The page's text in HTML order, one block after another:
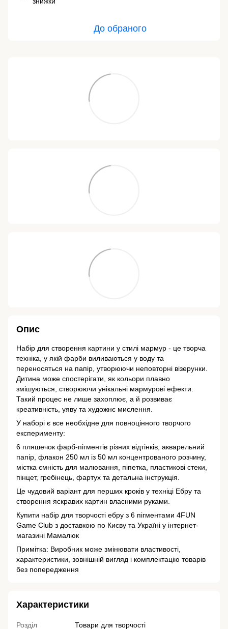
До обраного
Опис
Набір для створення картини у стилі мармур - це творча
техніка, у якій фарби виливаються у воду та
переносяться на папір, утворюючи неповторні візерунки.
Дитина може спостерігати, як кольори плавно
змішуються, створюючи унікальні мармурові ефекти.
Такий процес не лише захоплює, а й розвиває
креативність, уяву та художнє мислення.
У наборі є все необхідне для повноцінного творчого
експерименту:
6 пляшечок фарб-пігментів різних відтінків, акварельний
папір, флакон 250 мл із 50 мл концентрованого розчину,
містка ємність для малювання, піпетка, пластикові стеки,
пінцет, гребінець, фартух та детальна інструкція.
Це чудовий варіант для перших кроків у техніці Ебру та
створення яскравих картин власними руками.
Купити набір для творчості ебру з 6 пігментами 4FUN
Game Club з доставкою по Києву та Україні у інтернет-
магазині Мамалюк
Примітка: Виробник може змінювати властивості,
характеристики, зовнішній вигляд і комплектацію товарів
без попередження
Характеристики
Розділ
Товари для творчості